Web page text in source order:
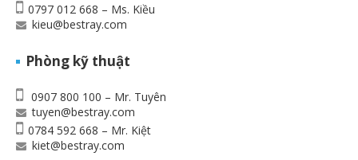
0797 012 668 – Ms. Kiều
kieu@bestray.com
Phòng kỹ thuật
0907 800 100 – Mr. Tuyên
tuyen@bestray.com
0784 592 668 – Mr. Kiệt
kiet@bestray.com